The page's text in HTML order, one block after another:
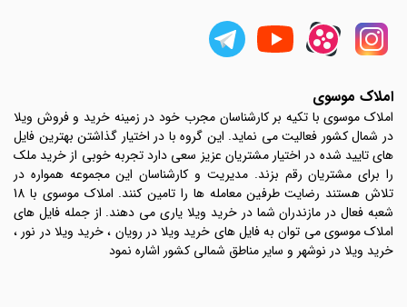
املاک موسوی
املاک موسوی با تکیه بر کارشناسان مجرب خود در زمینه خرید و فروش ویلا
در شمال کشور فعالیت می نماید. این گروه با در اختیار گذاشتن بهترین فایل
های تایید شده در اختیار مشتریان عزیز سعی دارد تجربه خوبی از خرید ملک
را برای مشتریان رقم بزند. مدیریت و کارشناسان این مجموعه همواره در
تلاش هستند رضایت طرفین معامله ها را تامین کنند. املاک موسوی با 18
شعبه فعال در مازندران شما در خرید ویلا یاری می دهند. از جمله فایل های
املاک موسوی می توان به فایل های خرید ویلا در رویان ، خرید ویلا در نور ،
خرید ویلا در نوشهر و سایر مناطق شمالی کشور اشاره نمود